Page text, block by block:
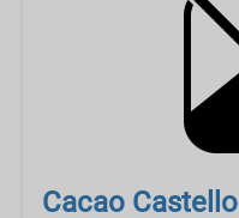
Cacao Castello